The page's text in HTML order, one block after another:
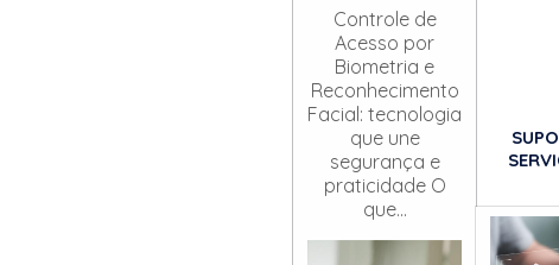
Controle de
Acesso por
Biometria e
Reconhecimento
Facial: tecnologia
que une
segurança e
praticidade O
que...